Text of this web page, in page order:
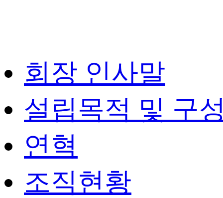
회장 인사말
설립목적 및 구
연혁
조직현황